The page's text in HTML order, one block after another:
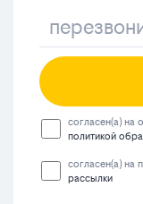
согласен(а) на
политикой
согласен(а) на
рассылки